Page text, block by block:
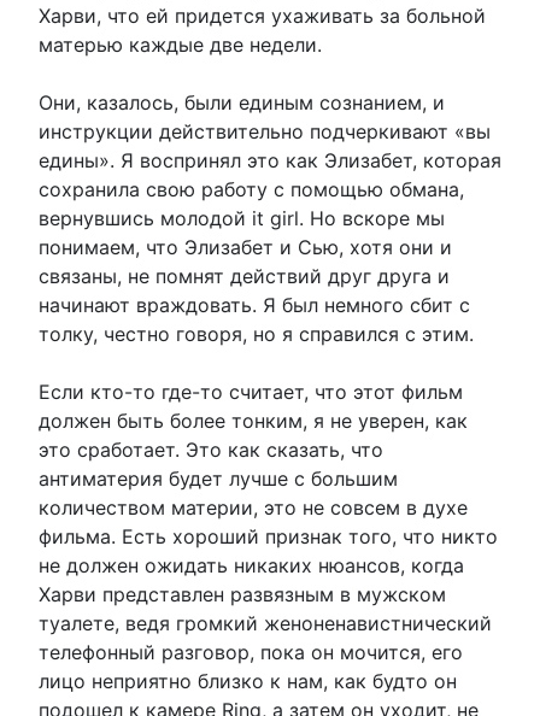
Харви, что ей придется ухаживать за больной
матерью каждые две недели.
Они, казалось, были единым сознанием, и
инструкции действительно подчеркивают «вы
едины». Я воспринял это как Элизабет, которая
сохранила свою работу с помощью обмана,
вернувшись молодой it girl. Но вскоре мы
понимаем, что Элизабет и Сью, хотя они и
связаны, не помнят действий друг друга и
начинают враждовать. Я был немного сбит с
толку, честно говоря, но я справился с этим.
Если кто-то где-то считает, что этот фильм
должен быть более тонким, я не уверен, как
это сработает. Это как сказать, что
антиматерия будет лучше с большим
количеством материи, это не совсем в духе
фильма. Есть хороший признак того, что никто
не должен ожидать никаких нюансов, когда
Харви представлен развязным в мужском
туалете, ведя громкий женоненавистнический
телефонный разговор, пока он мочится, его
лицо неприятно близко к нам, как будто он
подошел к камере Ring, а затем он уходит, не